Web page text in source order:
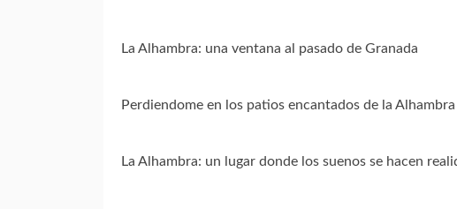
La Alhambra: una ventana al pasado de Granada
Perdiendome en los patios encantados de la Alhambra
La Alhambra: un lugar donde los suenos se hacen